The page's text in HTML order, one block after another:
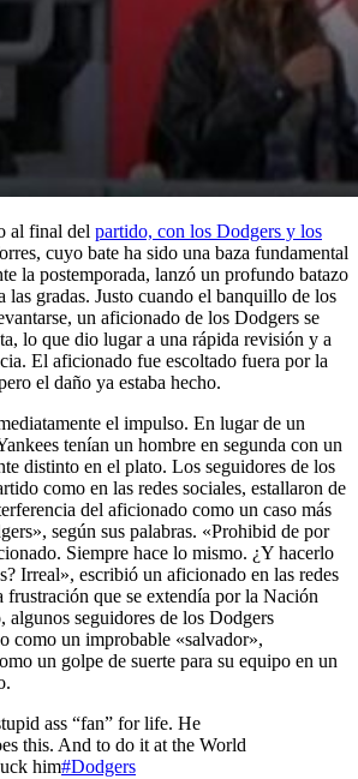
al final del partido, con los Dodgers y los
cuyo bate ha sido una baza fundamental
la postemporada, lanzó un profundo batazo
las gradas. Justo cuando el banquillo de los
un aficionado de los Dodgers se
lo que dio lugar a una rápida revisión y a
El aficionado fue escoltado fuera por la
el daño ya estaba hecho.
el impulso. En lugar de un
tenían un hombre en segunda con un
distinto en el plato. Los seguidores de los
como en las redes sociales, estallaron de
del aficionado como un caso más
según sus palabras. «Prohibid de por
Siempre hace lo mismo. ¿Y hacerlo
Irreal», escribió un aficionado en las redes
frustración que se extendía por la Nación
algunos seguidores de los Dodgers
como un improbable «salvador»,
un golpe de suerte para su equipo en un
ass “fan” for life. He
this. And to do it at the World
him#Dodgers